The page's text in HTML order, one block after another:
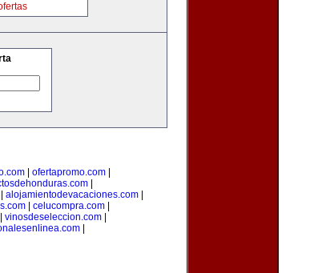
ofertapromo.com
|
alojamientodevacaciones.com
celucompra.com
vinosdeseleccion.com|